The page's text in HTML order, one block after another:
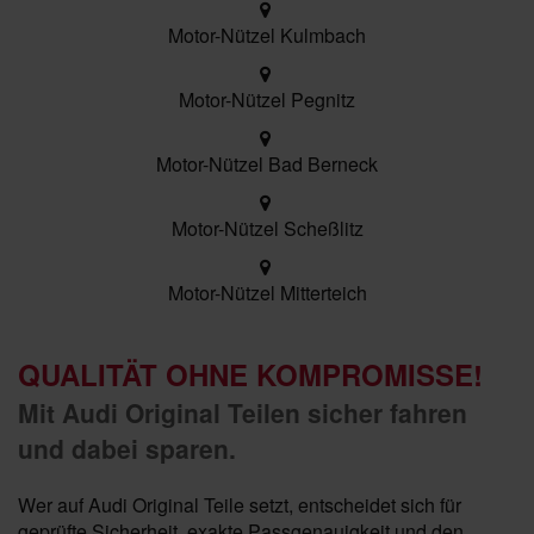
Motor-Nützel Kulmbach
Motor-Nützel Pegnitz
Motor-Nützel Bad Berneck
Motor-Nützel Scheßlitz
Motor-Nützel Mitterteich
QUALITÄT OHNE KOMPROMISSE!
Mit Audi Original Teilen sicher fahren
und dabei sparen.
Wer auf Audi Original Teile setzt, entscheidet sich für